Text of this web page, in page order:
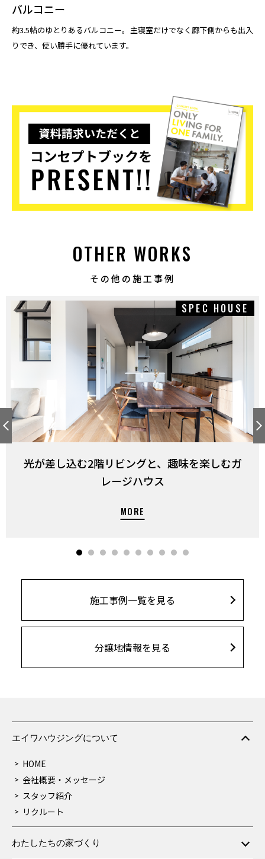
バルコニー
約3.5帖のゆとりあるバルコニー。主寝室だけでなく廊下側からも出入
りでき、使い勝手に優れています。
OTHER WORKS
その他の施工事例
SPEC HOUSE
光が差し込む2階リビングと、趣味を楽しむガ
レージハウス
施工事例一覧を見る
分譲地情報を見る
エイワハウジングについて
HOME
会社概要・メッセージ
スタッフ紹介
リクルート
わたしたちの家づくり